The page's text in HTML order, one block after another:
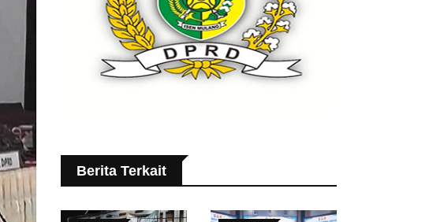
Berita Terkait